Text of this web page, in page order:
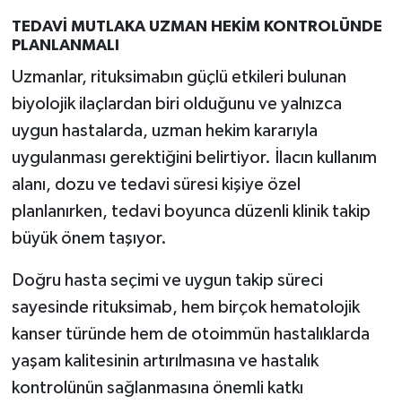
TEDAVİ MUTLAKA UZMAN HEKİM KONTROLÜNDE
PLANLANMALI
Uzmanlar, rituksimabın güçlü etkileri bulunan
biyolojik ilaçlardan biri olduğunu ve yalnızca
uygun hastalarda, uzman hekim kararıyla
uygulanması gerektiğini belirtiyor. İlacın kullanım
alanı, dozu ve tedavi süresi kişiye özel
planlanırken, tedavi boyunca düzenli klinik takip
büyük önem taşıyor.
Doğru hasta seçimi ve uygun takip süreci
sayesinde rituksimab, hem birçok hematolojik
kanser türünde hem de otoimmün hastalıklarda
yaşam kalitesinin artırılmasına ve hastalık
kontrolünün sağlanmasına önemli katkı